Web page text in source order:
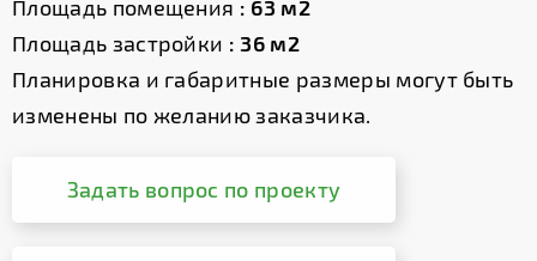
Площадь помещения : 63 м2
Площадь застройки : 36 м2
Планировка и габаритные размеры могут быть
изменены по желанию заказчика.
Задать вопрос по проекту